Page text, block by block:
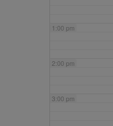
1:00 pm
2:00 pm
3:00 pm